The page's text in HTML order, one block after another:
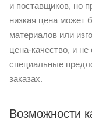
и поставщиков, но
низкая цена может
материалов или
цена-качество, и не
специальные
заказах.
Возможности